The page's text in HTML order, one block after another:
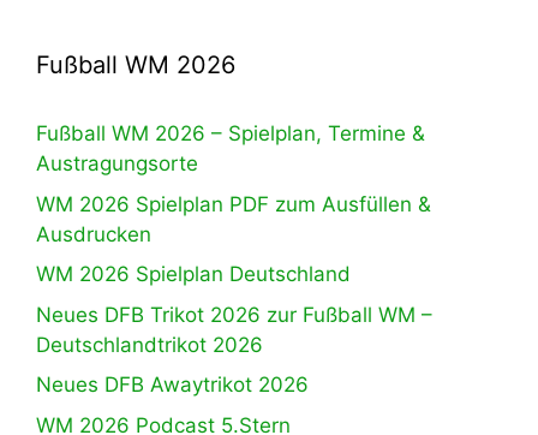
Fußball WM 2026
Fußball WM 2026 – Spielplan, Termine &
Austragungsorte
WM 2026 Spielplan PDF zum Ausfüllen &
Ausdrucken
WM 2026 Spielplan Deutschland
Neues DFB Trikot 2026 zur Fußball WM –
Deutschlandtrikot 2026
Neues DFB Awaytrikot 2026
WM 2026 Podcast 5.Stern